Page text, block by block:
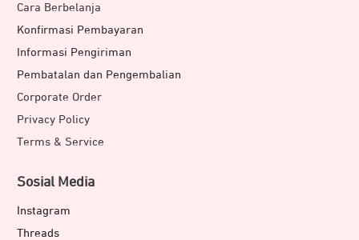
Cara Berbelanja
Konfirmasi Pembayaran
Informasi Pengiriman
Pembatalan dan Pengembalian
Corporate Order
Privacy Policy
Terms & Service
Sosial Media
Instagram
Threads